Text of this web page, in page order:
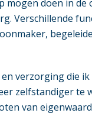
mogen doen in de
Verschillende
verzorging die
zelfstandiger te
van